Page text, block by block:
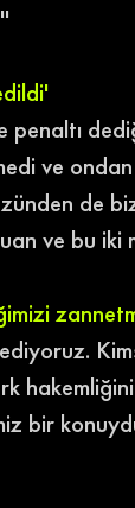
penaltı
ve
de
ve bu
bir